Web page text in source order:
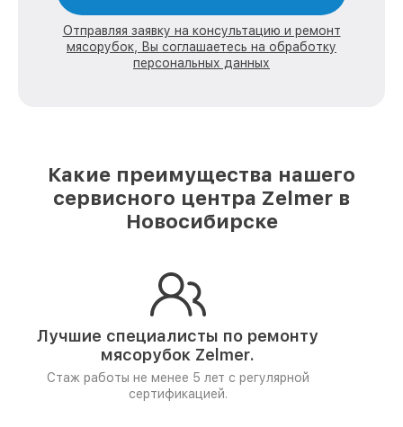
Отправляя заявку на консультацию и ремонт
мясорубок, Вы соглашаетесь на обработку
персональных данных
Какие преимущества нашего
сервисного центра Zelmer в
Новосибирске
Лучшие специалисты по ремонту
мясорубок Zelmer.
Стаж работы не менее 5 лет с регулярной
сертификацией.